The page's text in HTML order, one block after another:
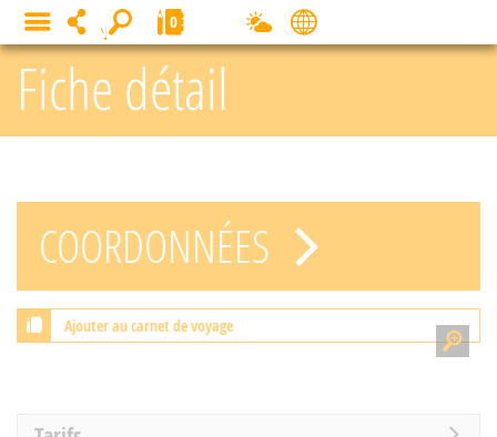
Fiche détail
COORDONNÉES
Ajouter au carnet de voyage
MENU 0
Panneau de gestion des cookies